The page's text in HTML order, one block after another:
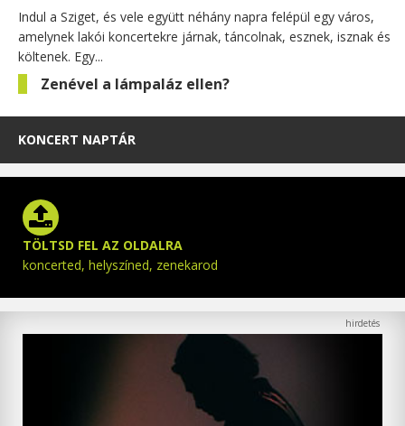
Indul a Sziget, és vele együtt néhány napra felépül egy város,
amelynek lakói koncertekre járnak, táncolnak, esznek, isznak és
költenek. Egy...
Zenével a lámpaláz ellen?
KONCERT NAPTÁR
TÖLTSD FEL AZ OLDALRA
koncerted, helyszíned, zenekarod